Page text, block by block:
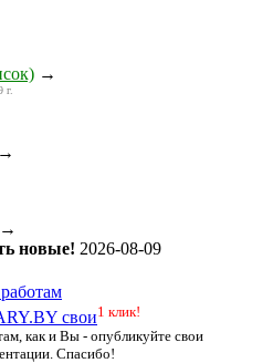
→
г.
→
→
новые! 2026-08-09
свои1 клик!
как и Вы - опубликуйте свои
Спасибо!